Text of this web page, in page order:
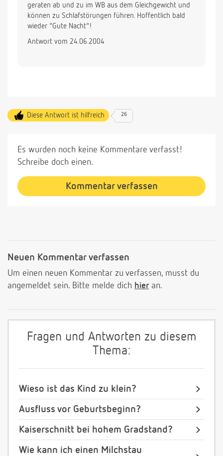
geraten ab und zu im WB aus dem Gleichgewicht und
können zu Schlafstörungen führen. Hoffentlich bald
wieder "Gute Nacht"!
Antwort vom 24.06.2004
Diese Antwort ist hilfreich 26
Es wurden noch keine Kommentare verfasst!
Schreibe doch einen.
Kommentar verfassen
Neuen Kommentar verfassen
Um einen neuen Kommentar zu verfassen, musst du
angemeldet sein. Bitte melde dich hier an.
Fragen und Antworten zu diesem
Thema:
Wieso ist das Kind zu klein?
Ausfluss vor Geburtsbeginn?
Kaiserschnitt bei hohem Gradstand?
Wie kann ich einen Milchstau